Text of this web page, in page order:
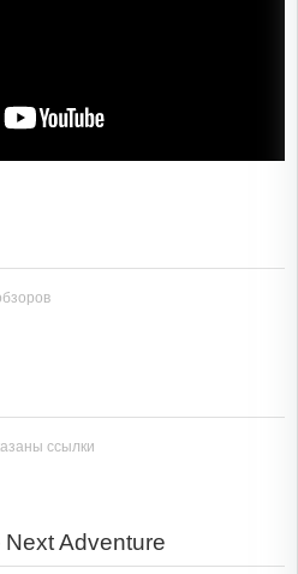
ссылки
Adventure